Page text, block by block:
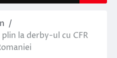
la derby-ul cu CFR